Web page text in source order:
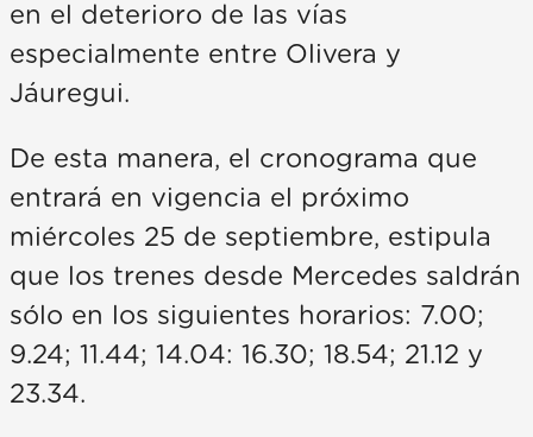
en el deterioro de las vías
especialmente entre Olivera y
Jáuregui.
De esta manera, el cronograma que
entrará en vigencia el próximo
miércoles 25 de septiembre, estipula
que los trenes desde Mercedes saldrán
sólo en los siguientes horarios: 7.00;
9.24; 11.44; 14.04: 16.30; 18.54; 21.12 y
23.34.